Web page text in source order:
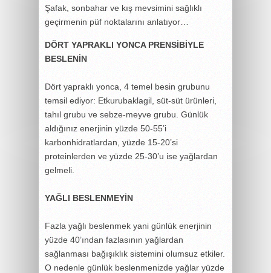
Şafak, sonbahar ve kış mevsimini sağlıklı
geçirmenin püf noktalarını anlatıyor…
DÖRT YAPRAKLI YONCA PRENSİBİYLE
BESLENİN
Dört yapraklı yonca, 4 temel besin grubunu
temsil ediyor: Etkurubaklagil, süt-süt ürünleri,
tahıl grubu ve sebze-meyve grubu. Günlük
aldığınız enerjinin yüzde 50-55’i
karbonhidratlardan, yüzde 15-20’si
proteinlerden ve yüzde 25-30’u ise yağlardan
gelmeli.
YAĞLI BESLENMEYİN
Fazla yağlı beslenmek yani günlük enerjinin
yüzde 40’ından fazlasının yağlardan
sağlanması bağışıklık sistemini olumsuz etkiler.
O nedenle günlük beslenmenizde yağlar yüzde